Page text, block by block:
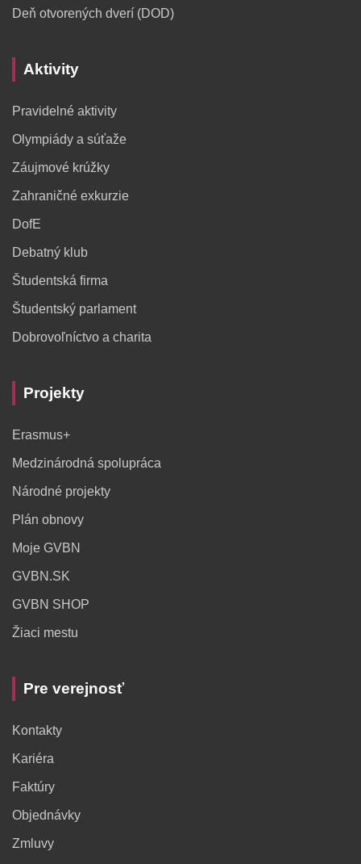
Deň otvorených dverí (DOD)
Aktivity
Pravidelné aktivity
Olympiády a súťaže
Záujmové krúžky
Zahraničné exkurzie
DofE
Debatný klub
Študentská firma
Študentský parlament
Dobrovoľníctvo a charita
Projekty
Erasmus+
Medzinárodná spolupráca
Národné projekty
Plán obnovy
Moje GVBN
GVBN.SK
GVBN SHOP
Žiaci mestu
Pre verejnosť
Kontakty
Kariéra
Faktúry
Objednávky
Zmluvy